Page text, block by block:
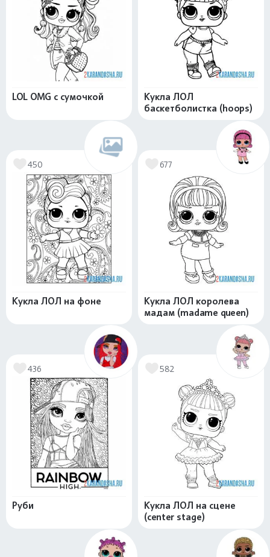
LOL OMG с сумочкой
Кукла ЛОЛ
баскетболистка (hoops)
450
Кукла ЛОЛ на фоне
677
Кукла ЛОЛ королева
мадам (madame queen)
436
Руби
582
Кукла ЛОЛ на сцене
(center stage)